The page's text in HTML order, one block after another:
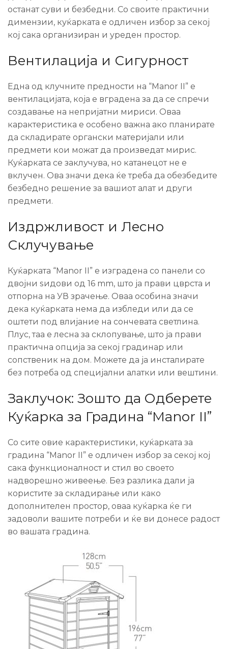
останат суви и безбедни. Со своите практични
димензии, куќарката е одличен избор за секој
кој сака организиран и уреден простор.
Вентилација и Сигурност
Една од клучните предности на “Manor II” е
вентилацијата, која е вградена за да се спречи
создавање на непријатни мириси. Оваа
карактеристика е особено важна ако планирате
да складирате органски материјали или
предмети кои можат да произведат мирис.
Куќарката се заклучува, но катанецот не е
вклучен. Ова значи дека ќе треба да обезбедите
безбедно решение за вашиот алат и други
предмети.
Издржливост и Лесно
Склучување
Куќарката “Manor II” е изградена со панели со
двојни ѕидови од 16 mm, што ја прави цврста и
отпорна на УВ зрачење. Оваа особина значи
дека куќарката нема да избледи или да се
оштети под влијание на сончевата светлина.
Плус, таа е лесна за склопување, што ја прави
практична опција за секој градинар или
сопственик на дом. Можете да ја инсталирате
без потреба од специјални алатки или вештини.
Заклучок: Зошто да Одберете
Куќарка за Градина “Manor II”
Со сите овие карактеристики, куќарката за
градина “Manor II” е одличен избор за секој кој
сака функционалност и стил во своето
надворешно живеење. Без разлика дали ја
користите за складирање или како
дополнителен простор, оваа куќарка ќе ги
задоволи вашите потреби и ќе ви донесе радост
во вашата градина.